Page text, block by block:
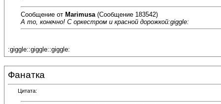
Сообщение от Marimusa (Сообщение 183542)
А то, конечно! С оркестром и красной дорожкой:giggle:
:giggle::giggle::giggle:
Фанатка
Цитата: